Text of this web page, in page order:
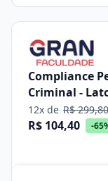
Compliance
Criminal -
12x de R$ 299,80
R$ 104,40 -